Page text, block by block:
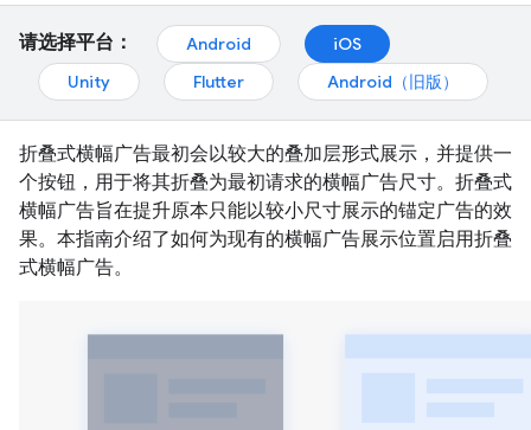
请选择平台： Android
iOS
Unity
Flutter Android（旧版）
折叠式横幅广告最初会以较大的叠加层形式展示，并提供一
个按钮，用于将其折叠为最初请求的横幅广告尺寸。折叠式
横幅广告旨在提升原本只能以较小尺寸展示的锚定广告的效
果。本指南介绍了如何为现有的横幅广告展示位置启用折叠
式横幅广告。